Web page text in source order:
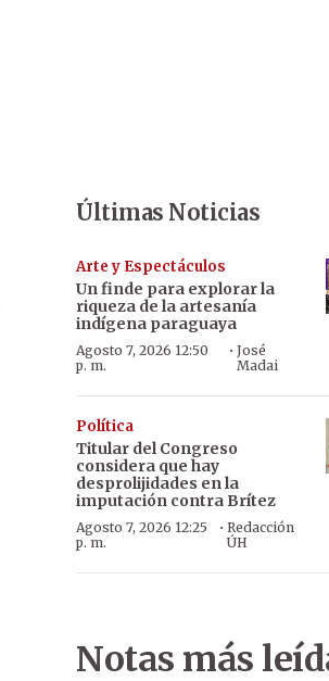
Últimas Noticias
Arte y Espectáculos
Un finde para explorar la
riqueza de la artesanía
indígena paraguaya
Agosto 7, 2026 12:50
p. m.
·José
Madai
Política
Titular del Congreso
considera que hay
desprolijidades en la
imputación contra Brítez
Agosto 7, 2026 12:25
p. m.
· Redacción
ÚH
Notas más